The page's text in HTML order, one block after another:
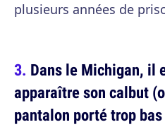
plusieurs années de
Dans le Michigan, il
apparaître son calbut
pantalon porté trop bas